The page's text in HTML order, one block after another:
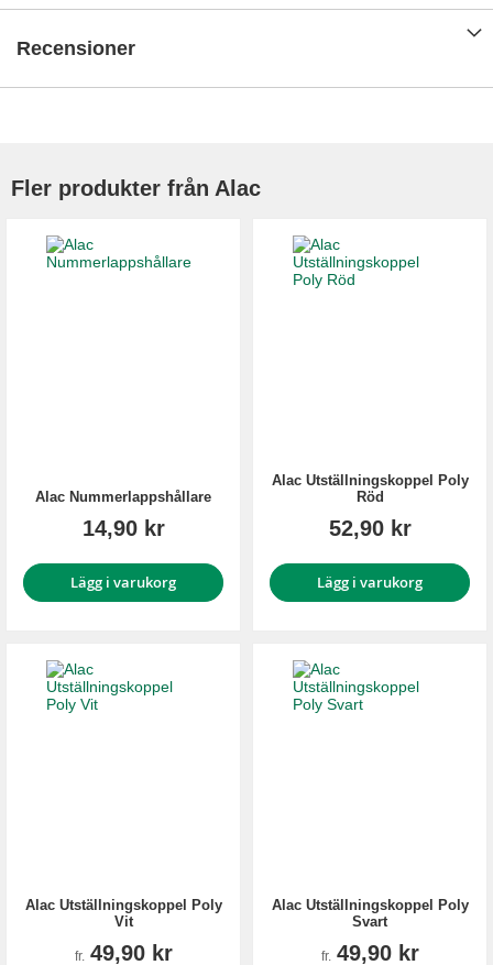
Recensioner
Fler produkter från Alac
Alac Nummerlappshållare
14,90 kr
Lägg i varukorg
Alac Utställningskoppel Poly
Röd
52,90 kr
Lägg i varukorg
Alac Utställningskoppel Poly
Vit
fr. 49,90 kr
Alac Utställningskoppel Poly
Svart
fr. 49,90 kr